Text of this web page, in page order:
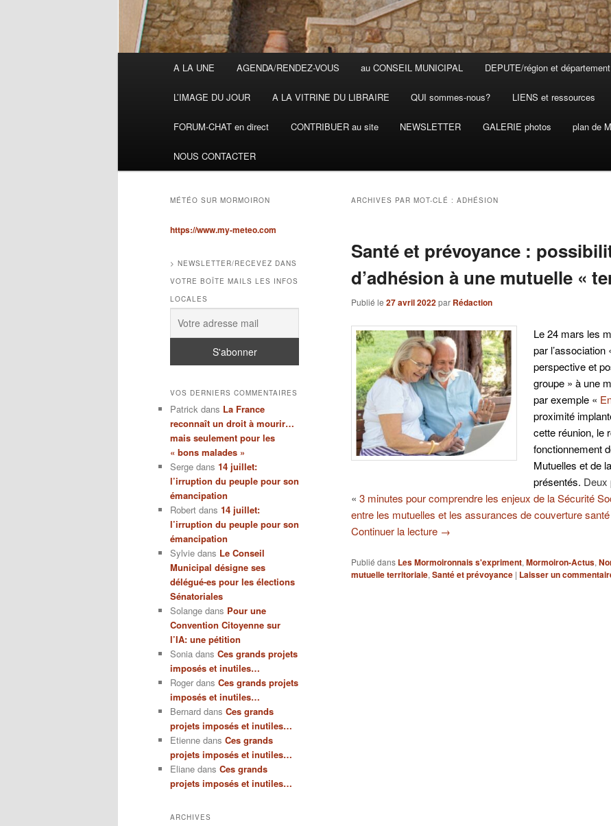
A LA UNE AGENDA/RENDEZ-VOUS au CONSEIL MUNICIPAL DEPUTE/région et département
L’IMAGE DU JOUR A LA VITRINE DU LIBRAIRE QUI sommes-nous? LIENS et ressources
FORUM-CHAT en direct CONTRIBUER au site NEWSLETTER GALERIE photos plan de
NOUS CONTACTER
ARCHIVES PAR MOT-CLÉ : ADHÉSION
Santé et prévoyance :
d’adhésion à une mutuelle «
Publié le 27 avril 2022par Rédaction
Le 24 mars les
par
perspective et
groupe » à une
par exemple «
proximité
cette réunion, le
fonctionnement
Mutuelles et de
présentés. Deux
« 3 minutes pour comprendre les enjeux de la Sécurité
entre les mutuelles et les assurances de couverture santé
Continuer la lecture →
Publié dans Les Mormoironnais s'expriment, Mormoiron-Actus,
mutuelle territoriale, Santé et prévoyance | Laisser un
MÉTÉO SUR MORMOIRON
https://www.my-meteo.com
> NEWSLETTER/RECEVEZ DANS
VOTRE BOÎTE MAILS LES INFOS
LOCALES
VOS DERNIERS COMMENTAIRES
Patrick dans La France
reconnaît un droit à mourir…
mais seulement pour les
« bons malades »
Serge dans 14 juillet:
l’irruption du peuple pour son
émancipation
Robert dans 14 juillet:
l’irruption du peuple pour son
émancipation
Sylvie dans Le Conseil
Municipal désigne ses
délégué-es pour les élections
Sénatoriales
Solange dans Pour une
Convention Citoyenne sur
l’IA: une pétition
Sonia dans Ces grands projets
imposés et inutiles…
Roger dans Ces grands projets
imposés et inutiles…
Bernard dans Ces grands
projets imposés et inutiles…
Etienne dans Ces grands
projets imposés et inutiles…
Eliane dans Ces grands
projets imposés et inutiles…
ARCHIVES